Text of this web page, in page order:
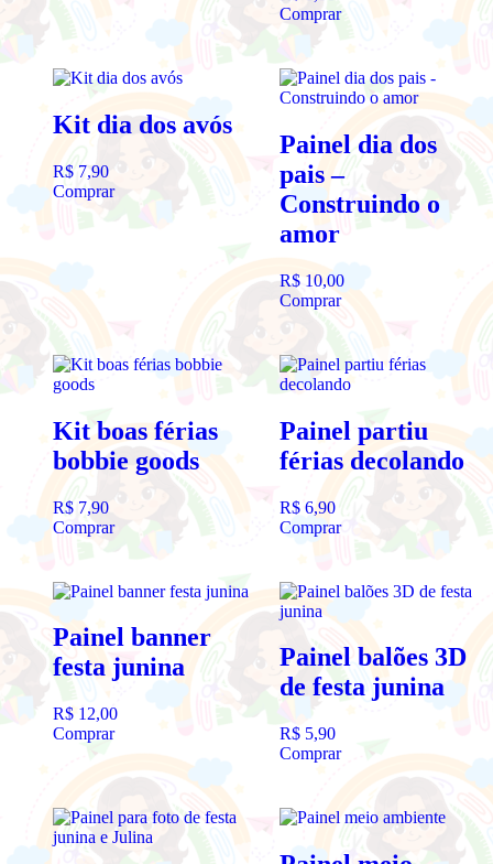
Comprar
Kit dia dos avós
R$ 7,90
Comprar
Painel dia dos
pais –
Construindo o
amor
R$ 10,00
Comprar
Kit boas férias
bobbie goods
R$ 7,90
Comprar
Painel partiu
férias decolando
R$ 6,90
Comprar
Painel banner
festa junina
R$ 12,00
Comprar
Painel balões 3D
de festa junina
R$ 5,90
Comprar